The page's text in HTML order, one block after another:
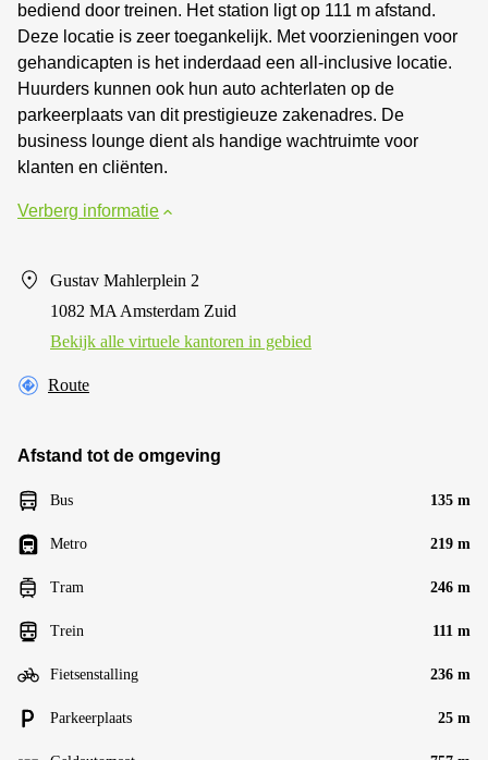
bediend door treinen. Het station ligt op 111 m afstand.
Deze locatie is zeer toegankelijk. Met voorzieningen voor
gehandicapten is het inderdaad een all-inclusive locatie.
Huurders kunnen ook hun auto achterlaten op de
parkeerplaats van dit prestigieuze zakenadres. De
business lounge dient als handige wachtruimte voor
klanten en cliënten.
Verberg informatie
Gustav Mahlerplein 2
1082 MA Amsterdam Zuid
Bekijk alle virtuele kantoren in gebied
Route
Afstand tot de omgeving
Bus 135 m
Metro 219 m
Tram 246 m
Trein 111 m
Fietsenstalling 236 m
Parkeerplaats 25 m